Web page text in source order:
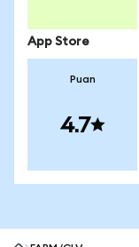
App Store
Puan
4.7